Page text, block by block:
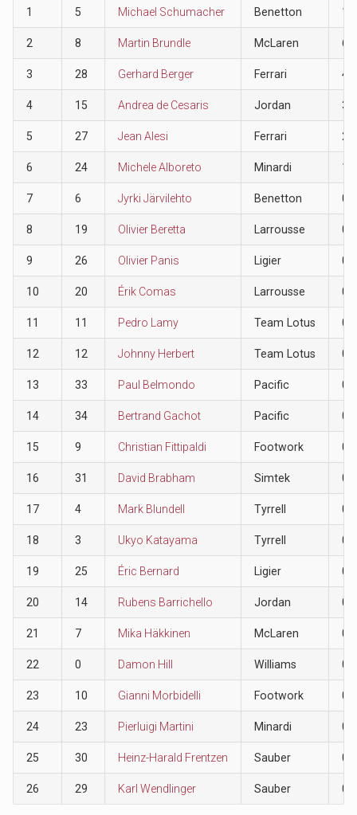
1 5 Michael Schumacher Benetton 10
2 8 Martin Brundle McLaren 6
3 28 Gerhard Berger Ferrari 4
4 15 Andrea de Cesaris Jordan 3
5 27 Jean Alesi Ferrari 2
6 24 Michele Alboreto Minardi 1
7 6 Jyrki Järvilehto Benetton 0
8 19 Olivier Beretta Larrousse 0
9 26 Olivier Panis Ligier 0
10 20 Érik Comas Larrousse 0
11 11 Pedro Lamy Team Lotus 0
12 12 Johnny Herbert Team Lotus 0
13 33 Paul Belmondo Pacific 0
14 34 Bertrand Gachot Pacific 0
15 9 Christian Fittipaldi Footwork 0
16 31 David Brabham Simtek 0
17 4 Mark Blundell Tyrrell 0
18 3 Ukyo Katayama Tyrrell 0
19 25 Éric Bernard Ligier 0
20 14 Rubens Barrichello Jordan 0
21 7 Mika Häkkinen McLaren 0
22 0 Damon Hill Williams 0
23 10 Gianni Morbidelli Footwork 0
24 23 Pierluigi Martini Minardi 0
25 30 Heinz-Harald Frentzen Sauber 0
26 29 Karl Wendlinger Sauber 0